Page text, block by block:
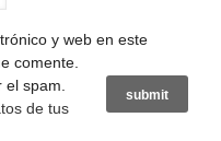
y web en este
comente.
spam.
de tus